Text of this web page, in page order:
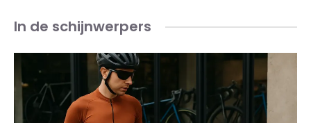
In de schijnwerpers